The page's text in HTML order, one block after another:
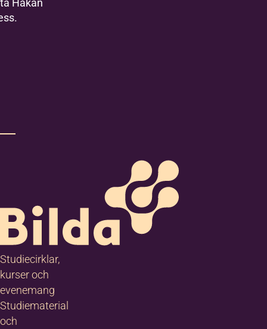
Håkan
Studiecirklar,
kurser och
evenemang
Studiematerial
och